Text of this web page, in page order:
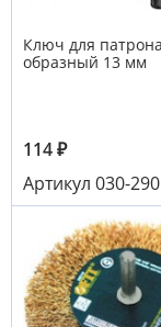
Ключ для
образный 13 мм
114₽
Артикул 030-290